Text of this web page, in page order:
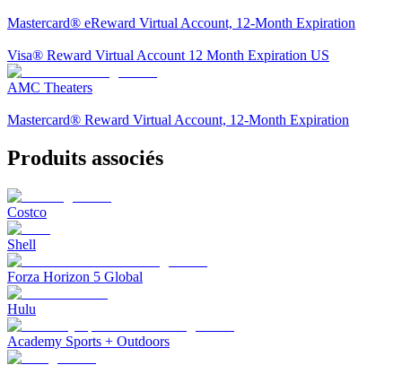
Mastercard® eReward Virtual Account, 12-Month Expiration
Visa® Reward Virtual Account 12 Month Expiration US
AMC Theaters
Mastercard® Reward Virtual Account, 12-Month Expiration
Produits associés
Costco
Shell
Forza Horizon 5 Global
Hulu
Academy Sports + Outdoors